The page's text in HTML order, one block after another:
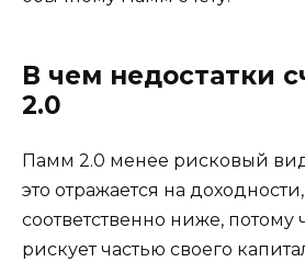
В чем недостатки
2.0
Памм 2.0 менее рисковый
это отражается на
соответственно ниже, потому
рискует частью своего